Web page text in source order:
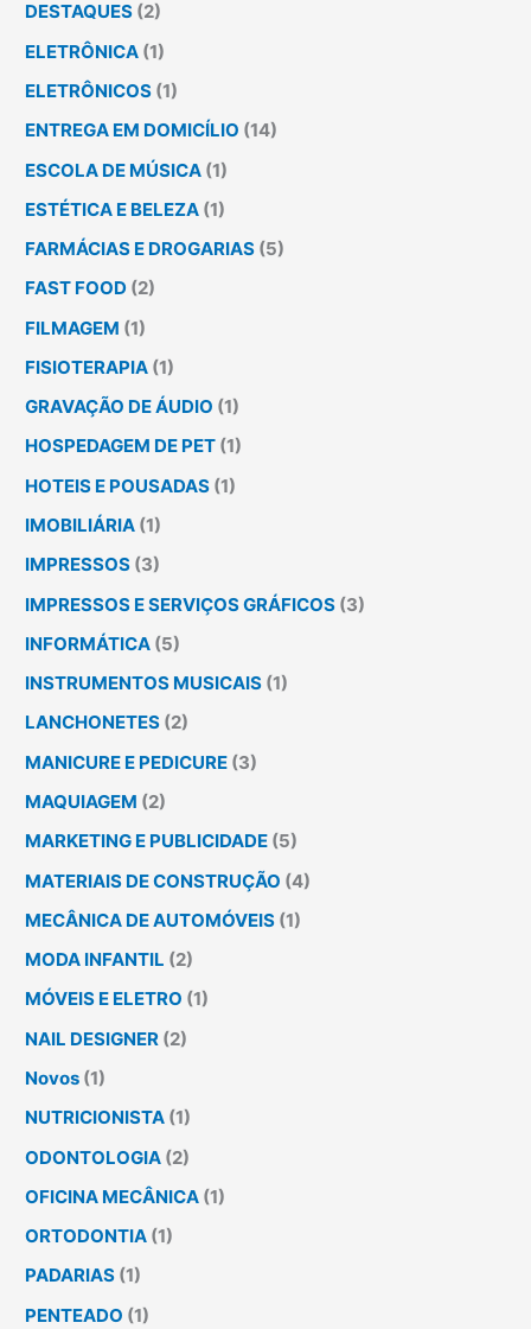
DESTAQUES (2)
ELETRÔNICA (1)
ELETRÔNICOS (1)
ENTREGA EM DOMICÍLIO (14)
ESCOLA DE MÚSICA (1)
ESTÉTICA E BELEZA (1)
FARMÁCIAS E DROGARIAS (5)
FAST FOOD (2)
FILMAGEM (1)
FISIOTERAPIA (1)
GRAVAÇÃO DE ÁUDIO (1)
HOSPEDAGEM DE PET (1)
HOTEIS E POUSADAS (1)
IMOBILIÁRIA (1)
IMPRESSOS (3)
IMPRESSOS E SERVIÇOS GRÁFICOS (3)
INFORMÁTICA (5)
INSTRUMENTOS MUSICAIS (1)
LANCHONETES (2)
MANICURE E PEDICURE (3)
MAQUIAGEM (2)
MARKETING E PUBLICIDADE (5)
MATERIAIS DE CONSTRUÇÃO (4)
MECÂNICA DE AUTOMÓVEIS (1)
MODA INFANTIL (2)
MÓVEIS E ELETRO (1)
NAIL DESIGNER (2)
Novos (1)
NUTRICIONISTA (1)
ODONTOLOGIA (2)
OFICINA MECÂNICA (1)
ORTODONTIA (1)
PADARIAS (1)
PENTEADO (1)